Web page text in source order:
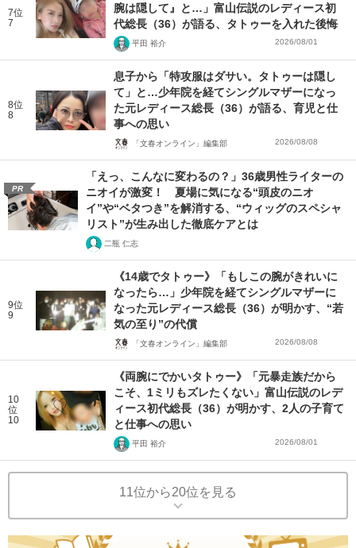
7位
7
腕は隠して』と…」富山伝説のレディース初
代総長（36）が語る、タトゥーを入れた後悔
平田 裕介 2026/08/01
8位
8
息子から「特攻服はダサい。タトゥーは隠し
て」と…少年院を経てシングルマザーになっ
た元レディース総長（36）が語る、育児と仕
事への思い
「文春オンライン」編集部 2026/08/08
PR
「えっ、こんなに変わるの？」36歳男性ライターの
ニオイが激変！ 夏場に気になる“頭皮のニオ
イ”や“ベタつき”を解消する、“ウィッグのスペシャ
リスト”が生み出した徹底ケアとは
二瓶 仁志
9位
9
《14歳でタトゥー》「もしこの腕がきれいに
なったら…」少年院を経てシングルマザーに
なった元レディース総長（36）が明かす、“若
気の至り”の代償
「文春オンライン」編集部 2026/08/08
10
位
10
《両腕にでかいタトゥー》「元暴走族だから
こそ、1ミリもズレたくない」富山伝説のレデ
ィース初代総長（36）が明かす、2人の子育て
と仕事への思い
平田 裕介 2026/08/01
11位から20位を見る